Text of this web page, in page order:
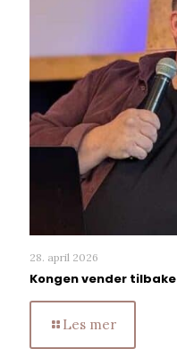
28. april 2026
Kongen vender tilbake
Les mer